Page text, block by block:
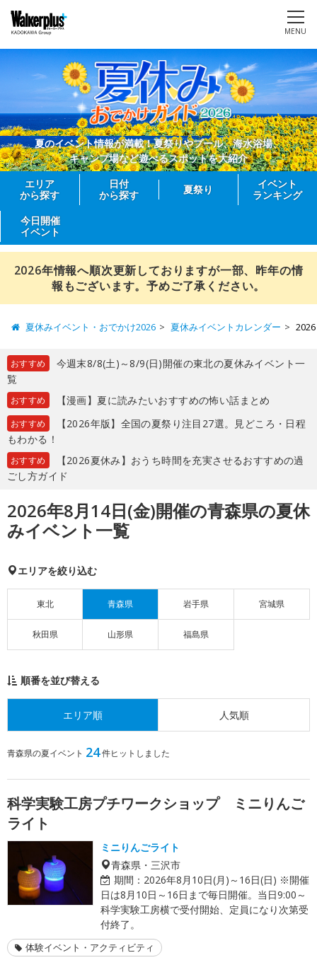
MENU
夏のイベント情報が満載！夏祭りやプール、海水浴場、
キャンプ場など遊べるスポットを大紹介
エリア
から探す
日付
から探す
夏祭り
イベント
ランキング
今日開催
イベント
2026年情報へ順次更新しておりますが一部、昨年の情
報もございます。予めご了承ください。
夏休みイベント・おでかけ2026 夏休みイベントカレンダー
おすすめ
今週末8/8(土)～8/9(日)開催の東北の夏休みイベント一
覧
おすすめ 【漫画】夏に読みたいおすすめの怖い話まとめ
おすすめ
【2026年版】全国の夏祭り注目27選。見どころ・日程
もわかる！
おすすめ
【2026夏休み】おうち時間を充実させるおすすめの過
ごし方ガイド
2026年8月14日(金)開催の青森県の夏休
みイベント一覧
エリアを絞り込む
東北 青森県 岩手県 宮城県
秋田県 山形県 福島県
順番を並び替える
エリア順 人気順
青森県の夏イベント 24件ヒットしました
科学実験工房プチワークショップ ミニりんご
ライト
ミニりんごライト
青森県・三沢市
期間： 2026年8月10日(月)～16日(日) ※開催
日は8月10日～16日まで毎日開催。当日9:00～
科学実験工房横で受付開始、定員になり次第受
付終了。
体験イベント・アクティビティ